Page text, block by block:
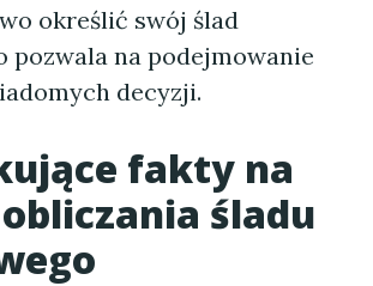
określić swój ślad
pozwala na podejmowanie
decyzji.
fakty na
śladu